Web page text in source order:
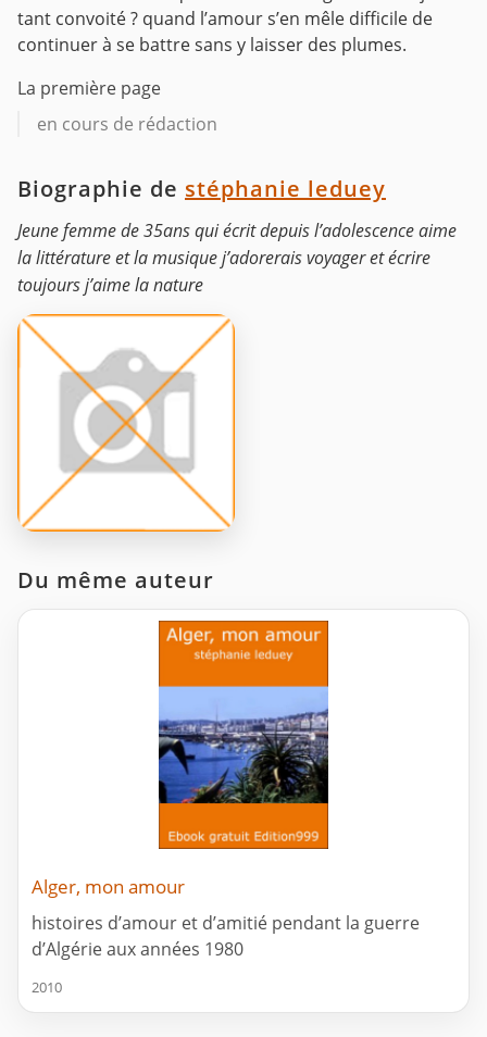
tant convoité ? quand l’amour s’en mêle difficile de
continuer à se battre sans y laisser des plumes.
La première page
en cours de rédaction
Biographie de stéphanie leduey
Jeune femme de 35ans qui écrit depuis l’adolescence aime
la littérature et la musique j’adorerais voyager et écrire
toujours j’aime la nature
Du même auteur
Alger, mon amour
histoires d’amour et d’amitié pendant la guerre
d’Algérie aux années 1980
2010